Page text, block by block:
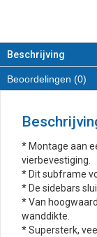
Beschrijving
Beoordelingen (0)
* Montage aan
vierbevestiging.
* Dit subframe
* De sidebars
* Van
wanddikte.
* Supersterk,